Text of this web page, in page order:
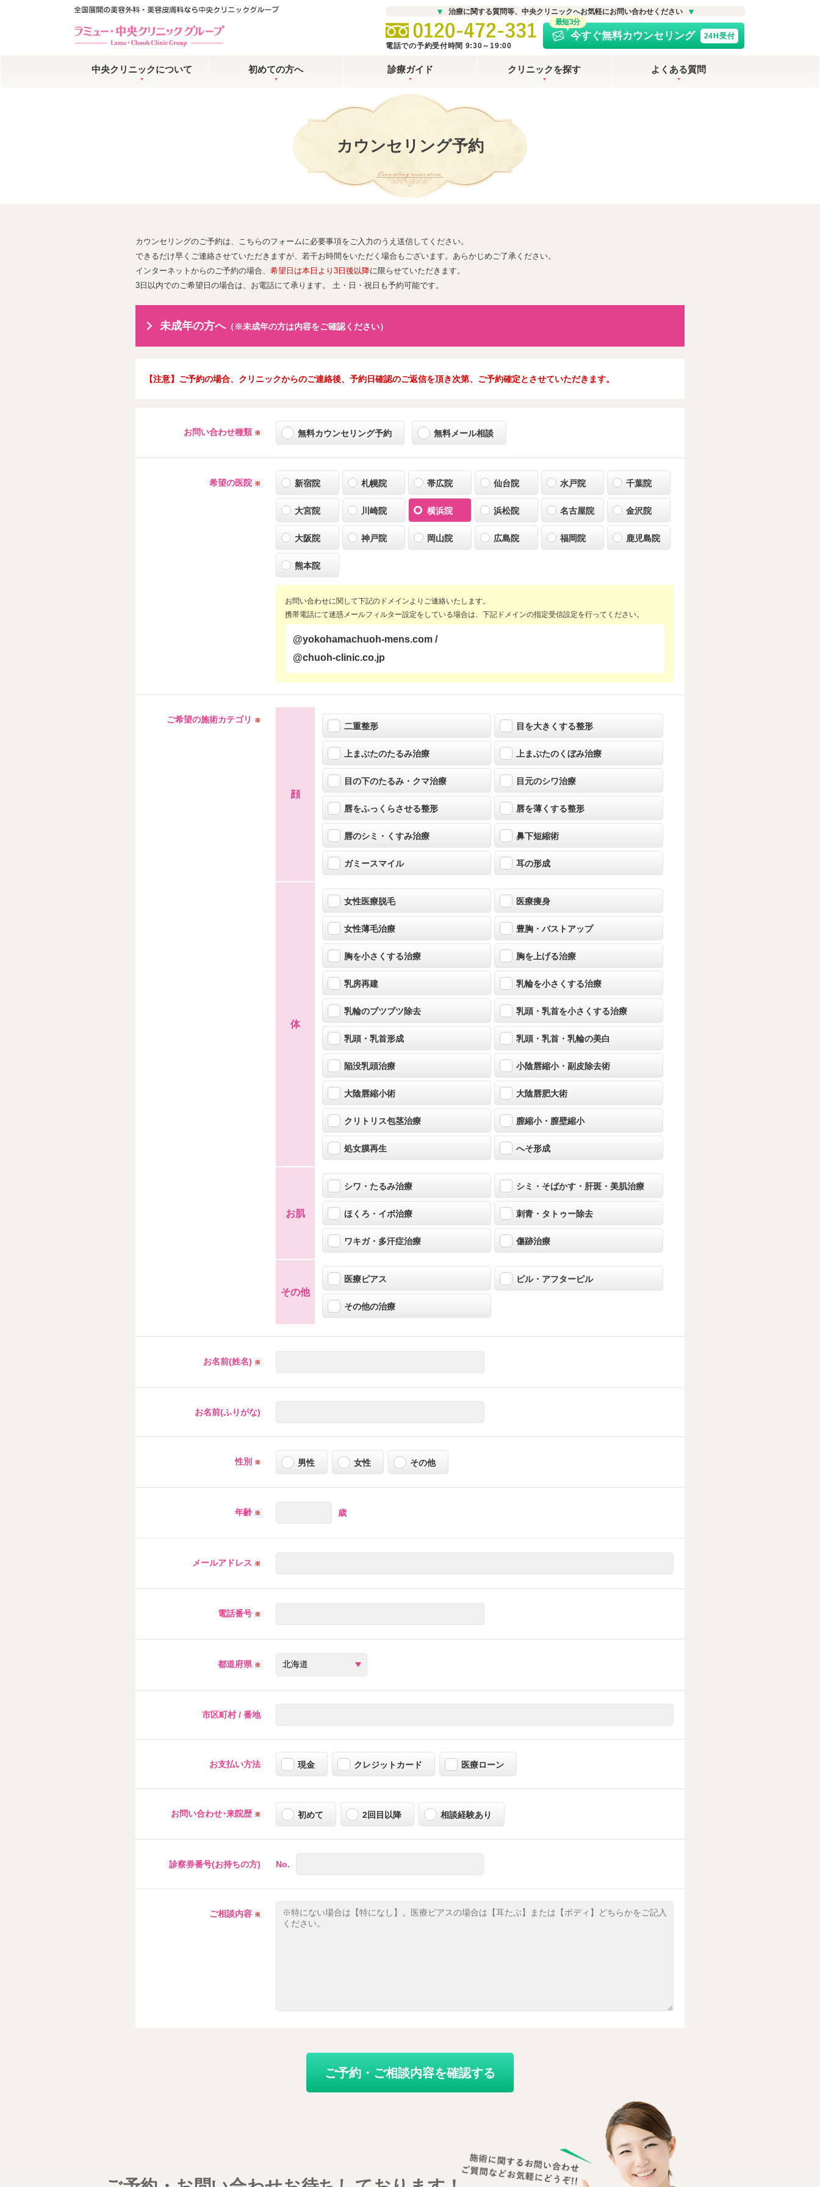
治療に関する質問等、中央クリニックへお気軽にお問い合わせください
電話での予約受付時間 9:30～19:00
最短3分
今すぐ無料カウンセリング 24H受付
中央クリニックについて 初めての方へ 診療ガイド クリニックを探す よくある質問
カウンセリング予約
Counseling reservation
カウンセリングのご予約は、こちらのフォームに必要事項をご入力のうえ送信してください。
できるだけ早くご連絡させていただきますが、若干お時間をいただく場合もございます。あらかじめご了承ください。
インターネットからのご予約の場合、 希望日は本日より3日後以降に限らせていただきます。
3日以内でのご希望日の場合は、お電話にて承ります。 土・日・祝日も予約可能です。
未成年の方へ（※未成年の方は内容をご確認ください）
【注意】ご予約の場合、クリニックからのご連絡後、予約日確認のご返信を頂き次第、ご予約確定とさせていただきます。
お問い合わせ種類 ※ 無料カウンセリング予約 無料メール相談
希望の医院 ※ 新宿院 札幌院 帯広院 仙台院 水戸院 千葉院
大宮院 川崎院 横浜院 浜松院 名古屋院 金沢院
大阪院 神戸院 岡山院 広島院 福岡院 鹿児島院
熊本院
お問い合わせに関して下記のドメインよりご連絡いたします。
携帯電話にて迷惑メールフィルター設定をしている場合は、下記ドメインの指定受信設定を行ってください。
@yokohamachuoh-mens.com /
@chuoh-clinic.co.jp
ご希望の施術カテゴリ ※
顔
二重整形 目を大きくする整形
上まぶたのたるみ治療 上まぶたのくぼみ治療
目の下のたるみ・クマ治療 目元のシワ治療
唇をふっくらさせる整形 唇を薄くする整形
唇のシミ・くすみ治療 鼻下短縮術
ガミースマイル 耳の形成
体
女性医療脱毛 医療痩身
女性薄毛治療 豊胸・バストアップ
胸を小さくする治療 胸を上げる治療
乳房再建 乳輪を小さくする治療
乳輪のブツブツ除去 乳頭・乳首を小さくする治療
乳頭・乳首形成 乳頭・乳首・乳輪の美白
陥没乳頭治療 小陰唇縮小・副皮除去術
大陰唇縮小術 大陰唇肥大術
クリトリス包茎治療 膣縮小・膣壁縮小
処女膜再生 へそ形成
お肌
シワ・たるみ治療 シミ・そばかす・肝斑・美肌治療
ほくろ・イボ治療 刺青・タトゥー除去
ワキガ・多汗症治療 傷跡治療
その他
医療ピアス ピル・アフターピル
その他の治療
お名前(姓名) ※
お名前(ふりがな)
性別 ※ 男性 女性 その他
年齢 ※ 歳
メールアドレス ※
電話番号 ※
都道府県 ※
市区町村 / 番地
お支払い方法 現金 クレジットカード 医療ローン
お問い合わせ･来院歴 ※ 初めて 2回目以降 相談経験あり
診察券番号(お持ちの方) No.
ご相談内容 ※